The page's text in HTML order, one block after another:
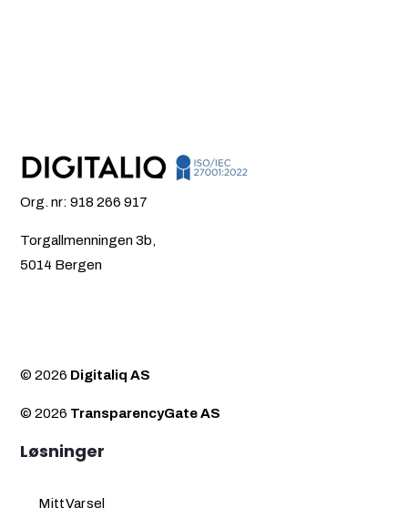
Org. nr: 918 266 917
Torgallmenningen 3b,
5014 Bergen
© 2026 Digitaliq AS
© 2026 TransparencyGate AS
Løsninger
MittVarsel